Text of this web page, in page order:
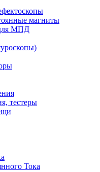
магниты
МПД
тестеры
Тока